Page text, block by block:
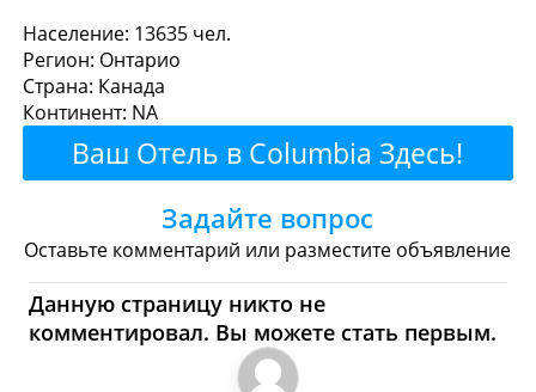
Columbia - Где поесть или
перекусить?
Рестораны Кафе Бары
Пиво
Булочные
Супермаркеты
Торговые Центры
Columbia - Где купить?
Магазины, Шоппинг
Население: 13635 чел.
Регион: Онтарио
Страна: Канада
Континент: NA
Ваш Отель в Columbia Здесь!
Задайте вопрос
Оставьте комментарий или разместите объявление
Данную страницу никто не
комментировал. Вы можете стать первым.